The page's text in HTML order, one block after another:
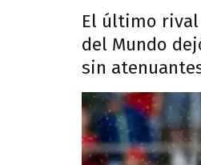
El último rival
del Mundo
sin